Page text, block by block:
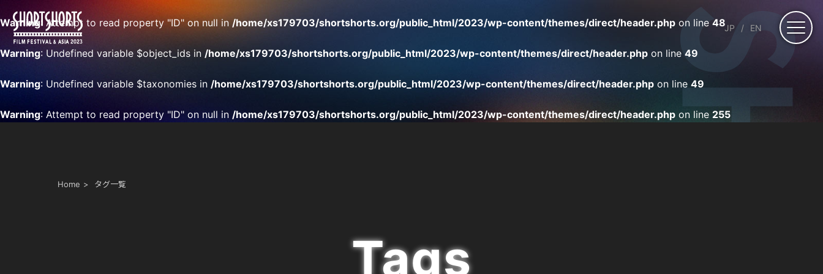
Warning: Attempt to read property "ID" on null in /home/xs179703/shortshorts.org/public_html/2023/wp-content/themes/direct/header.php on line 48
Warning: Undefined variable $object_ids in /home/xs179703/shortshorts.org/public_html/2023/wp-content/themes/direct/header.php on line 49
Warning: Undefined variable $taxonomies in /home/xs179703/shortshorts.org/public_html/2023/wp-content/themes/direct/header.php on line 49
JP EN
Warning: Attempt to read property "ID" on null in /home/xs179703/shortshorts.org/public_html/2023/wp-content/themes/direct/header.php on line 255
Home タグ一覧
Tags